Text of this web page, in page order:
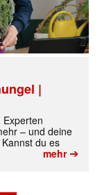
|
Experten
– und deine
du es
mehr➔